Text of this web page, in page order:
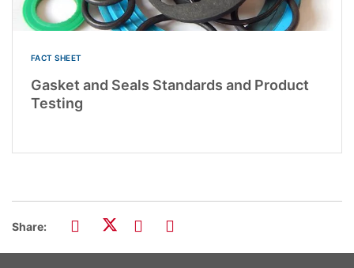
FACT SHEET
Gasket and Seals Standards and Product
Testing
Share: